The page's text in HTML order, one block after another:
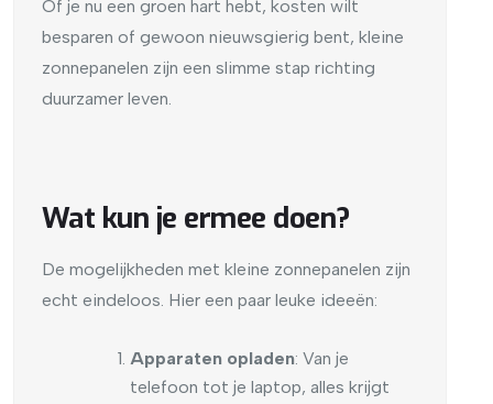
Of je nu een groen hart hebt, kosten wilt
besparen of gewoon nieuwsgierig bent, kleine
zonnepanelen zijn een slimme stap richting
duurzamer leven.
Wat kun je ermee doen?
De mogelijkheden met kleine zonnepanelen zijn
echt eindeloos. Hier een paar leuke ideeën:
Apparaten opladen: Van je
telefoon tot je laptop, alles krijgt